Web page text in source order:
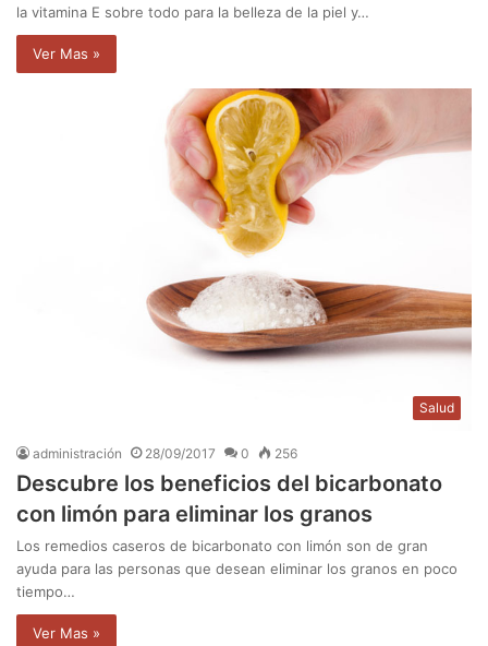
la vitamina E sobre todo para la belleza de la piel y…
Ver Mas »
Salud
administración 28/09/2017 0 256
Descubre los beneficios del bicarbonato
con limón para eliminar los granos
Los remedios caseros de bicarbonato con limón son de gran
ayuda para las personas que desean eliminar los granos en poco
tiempo…
Ver Mas »